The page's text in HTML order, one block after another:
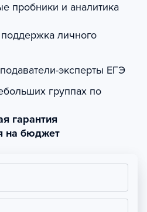
пробники и аналитика
личного
эксперты ЕГЭ
группах по
гарантия
на бюджет